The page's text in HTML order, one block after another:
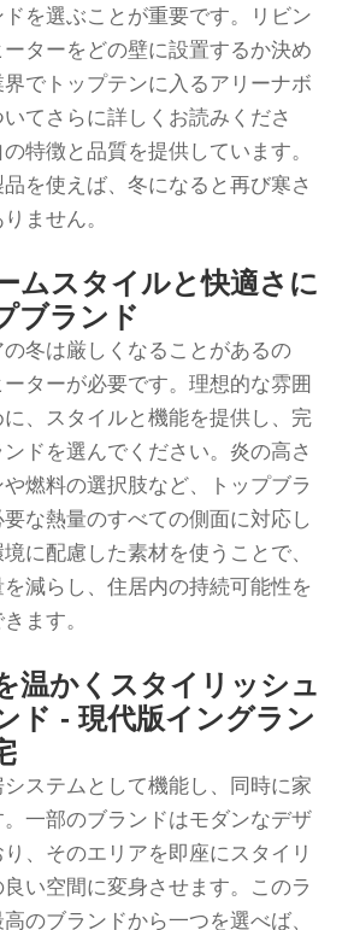
を選ぶことが重要です。リビン
ターをどの壁に設置するか決め
でトップテンに入るアリーナボ
てさらに詳しくお読みくださ
特徴と品質を提供しています。
を使えば、冬になると再び寒さ
ません。
ムスタイルと快適さに
ブランド
冬は厳しくなることがあるの
ターが必要です。理想的な雰囲
、スタイルと機能を提供し、完
ドを選んでください。炎の高さ
燃料の選択肢など、トップブラ
な熱量のすべての側面に対応し
に配慮した素材を使うことで、
減らし、住居内の持続可能性を
ます。
温かくスタイリッシュ
ド - 現代版イングラン
ステムとして機能し、同時に家
一部のブランドはモダンなデザ
、そのエリアを即座にスタイリ
い空間に変身させます。このラ
のブランドから一つを選べば、